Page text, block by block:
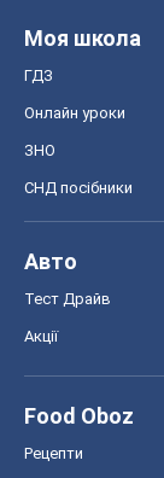
Моя школа
ГДЗ
Онлайн уроки
ЗНО
СНД посібники
Авто
Тест Драйв
Акції
Food Oboz
Рецепти